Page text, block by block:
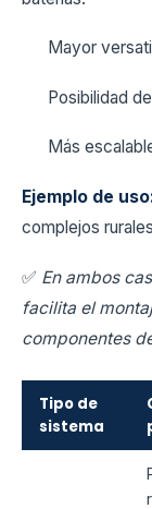
Mayor
Posibilidad
Más
Ejemplo de
complejos
✅ En ambos
facilita el
componentes
Tipo de
sistema